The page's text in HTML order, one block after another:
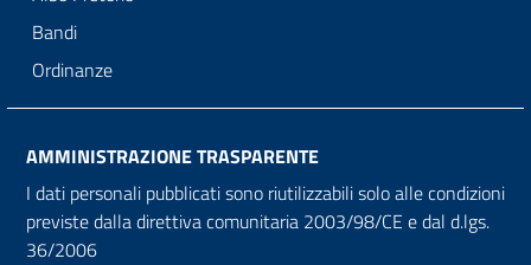
Bandi
Ordinanze
AMMINISTRAZIONE TRASPARENTE
I dati personali pubblicati sono riutilizzabili solo alle condizioni
previste dalla direttiva comunitaria 2003/98/CE e dal d.lgs.
36/2006